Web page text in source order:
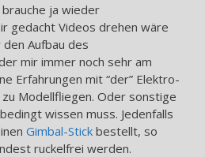
brauche ja wieder
gedacht Videos drehen wäre
Aufbau des
mir immer noch sehr am
Erfahrungen mit “der” Elektro-
zu Modellfliegen. Oder sonstige
wissen muss. Jedenfalls
Gimbal-Stick bestellt, so
ruckelfrei werden.